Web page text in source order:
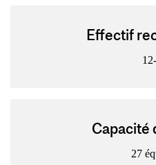
Effectif
Capacité
27